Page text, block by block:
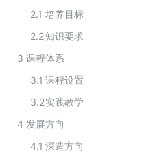
2.1 培养目标
2.2知识要求
3 课程体系
3.1 课程设置
3.2实践教学
4 发展方向
4.1 深造方向